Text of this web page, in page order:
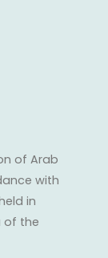
of Arab
with
in
of the